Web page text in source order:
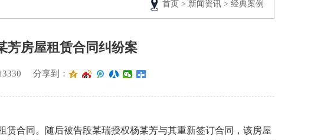
首页 > 新闻资讯 > 经典案例
芳房屋租赁合同纠纷案
分享到：
赁合同。随后被告段某瑞授权杨某芳与其重新签订合同，该房屋